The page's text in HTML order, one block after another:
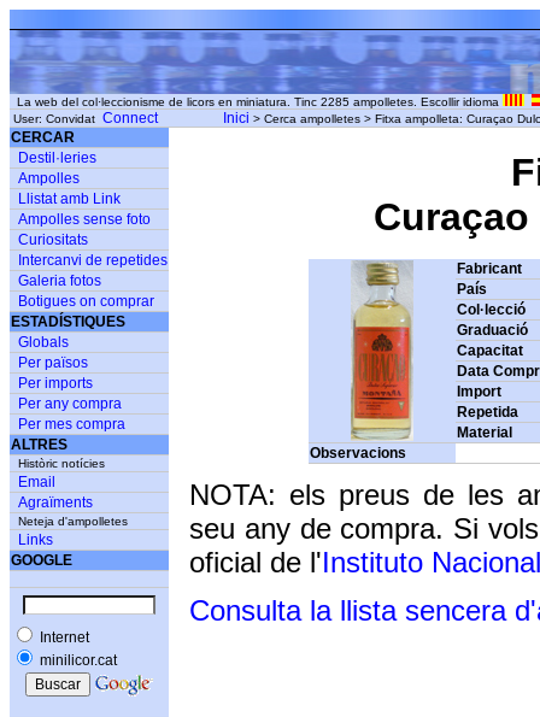
La web del col·leccionisme de licors en miniatura. Tinc 2285 ampolletes. Escollir idioma
User: Convidat Connect Inici > Cerca ampolletes > Fitxa ampolleta: Curaçao
CERCAR
Destil·leries
Ampolles
Llistat amb Link
Ampolles sense foto
Curiositats
Intercanvi de repetides
Galeria fotos
Botigues on comprar
ESTADÍSTIQUES
Globals
Per països
Per imports
Per any compra
Per mes compra
ALTRES
Històric notícies
Email
Agraïments
Neteja d'ampolletes
Links
GOOGLE
Internet
minilicor.cat
Fabricant
País
Col·lecció
Graduació
Capacitat
Data
Import
Repetida
Material
Observacions
NOTA: els preus de les
seu any de compra. Si
oficial de l'Instituto
Consulta la llista sencera